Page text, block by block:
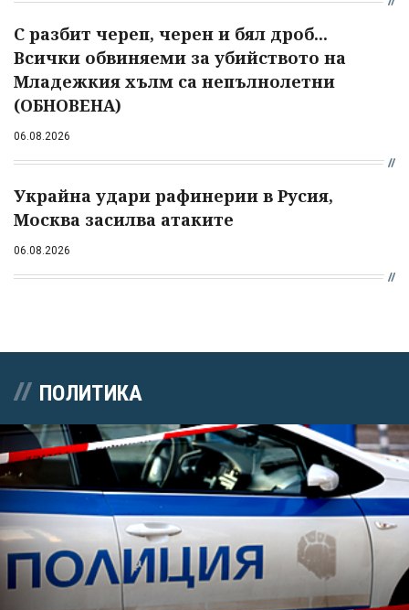
С разбит череп, черен и бял дроб...
Всички обвиняеми за убийството на
Младежкия хълм са непълнолетни
(ОБНОВЕНА)
06.08.2026
Украйна удари рафинерии в Русия,
Москва засилва атаките
06.08.2026
ПОЛИТИКА